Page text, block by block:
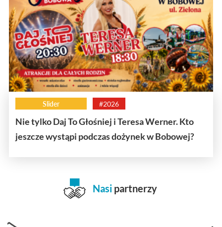
Slider #2026
Nie tylko Daj To Głośniej i Teresa Werner. Kto
jeszcze wystąpi podczas dożynek w Bobowej?
Nasi partnerzy